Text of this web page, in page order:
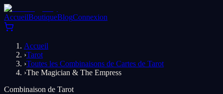
AccueilBoutiqueBlogConnexion
Accueil
›Tarot
›Toutes les Combinaisons de Cartes de Tarot
›The Magician & The Empress
Combinaison de Tarot